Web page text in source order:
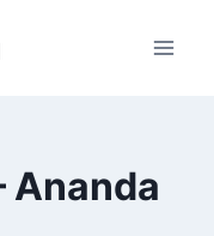
Ananda